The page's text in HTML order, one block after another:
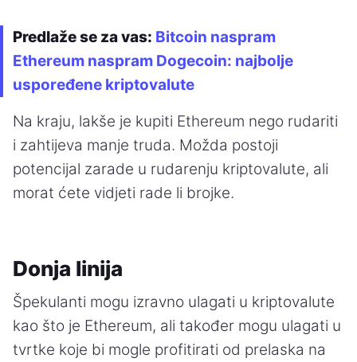
Predlaže se za vas: Bitcoin naspram
Ethereum naspram Dogecoin: najbolje
uspoređene kriptovalute
Na kraju, lakše je kupiti Ethereum nego rudariti
i zahtijeva manje truda. Možda postoji
potencijal zarade u rudarenju kriptovalute, ali
morat ćete vidjeti rade li brojke.
Donja linija
Špekulanti mogu izravno ulagati u kriptovalute
kao što je Ethereum, ali također mogu ulagati u
tvrtke koje bi mogle profitirati od prelaska na